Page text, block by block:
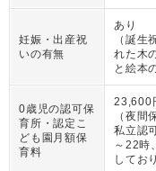
妊娠・出産祝
いの有無
あり
（ 誕生
れた木
と絵本
0歳児の認可保
育所・認定こ
ども園月額保
育料
23,600
（ 夜間
私立認
～22時
してお